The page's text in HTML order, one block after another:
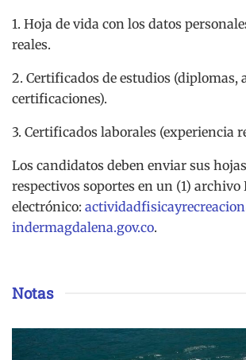
1. Hoja de vida con los datos
reales.
2. Certificados de estudios (diplomas,
certificaciones).
3. Certificados laborales (experiencia
Los candidatos deben enviar sus
respectivos soportes en un (1) archivo
electrónico:
indermagdalena.gov.co.
Notas